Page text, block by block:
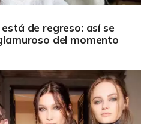
de regreso: así se
del momento